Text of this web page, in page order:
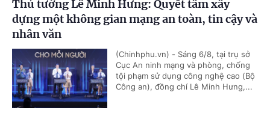
Thủ tướng Lê Minh Hưng: Quyết tâm xây
dựng một không gian mạng an toàn, tin cậy và
nhân văn
(Chinhphu.vn) - Sáng 6/8, tại trụ sở
Cục An ninh mạng và phòng, chống
tội phạm sử dụng công nghệ cao (Bộ
Công an), đồng chí Lê Minh Hưng,...